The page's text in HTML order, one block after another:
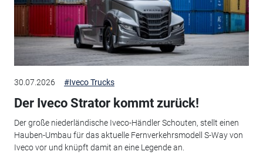
30.07.2026 #Iveco Trucks
Der Iveco Strator kommt zurück!
Der große niederländische Iveco-Händler Schouten, stellt einen
Hauben-Umbau für das aktuelle Fernverkehrsmodell S-Way von
Iveco vor und knüpft damit an eine Legende an.